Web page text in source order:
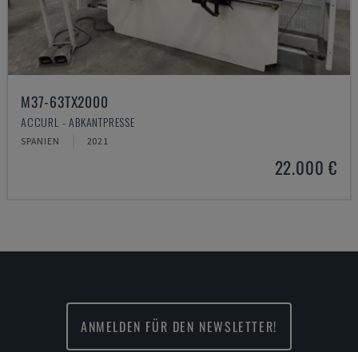
M37-63TX2000
ACCURL - ABKANTPRESSE
SPANIEN 2021
22.000 €
ANMELDEN FÜR DEN NEWSLETTER!